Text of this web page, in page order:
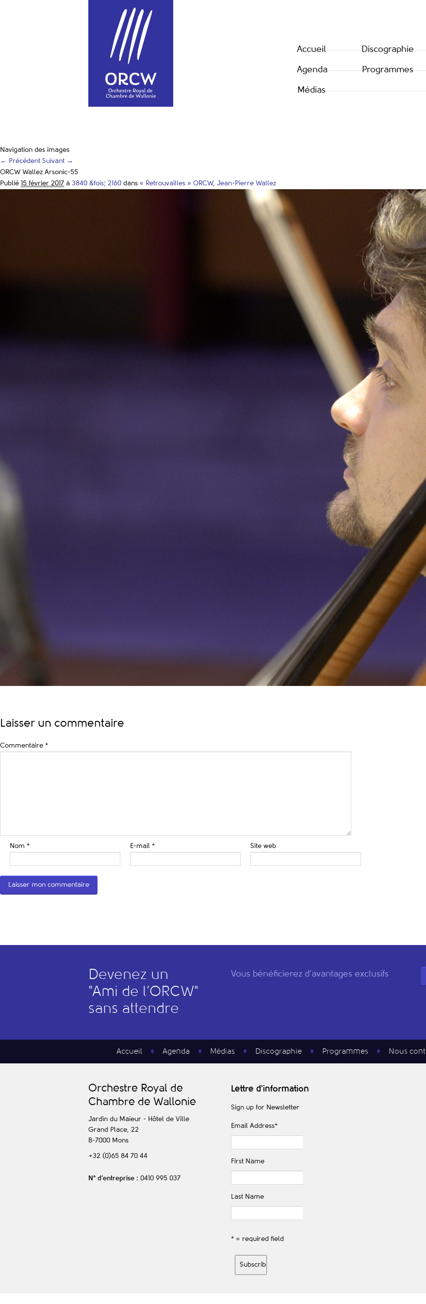
Accueil
Agenda
Médias
Discographie
Programmes
Navigation des images
← Précédent Suivant →
ORCW Wallez Arsonic-55
Publié 15 février 2017 à 3840 &fois; 2160 dans « Retrouvailles » ORCW, Jean-Pierre Wallez
Laisser un commentaire
Commentaire *
Nom * E-mail * Site web
Devenez un
"Ami de l’ORCW"
sans attendre
Vous bénéficierez d'avantages exclusifs
Accueil Agenda Médias Discographie Programmes Nous
Orchestre Royal de
Chambre de Wallonie
Jardin du Maïeur - Hôtel de Ville
Grand Place, 22
B-7000 Mons
+32 (0)65 84 70 44
N° d’entreprise : 0410 995 037
Lettre d'information
Sign up for Newsletter
Email Address*
First Name
Last Name
* = required field